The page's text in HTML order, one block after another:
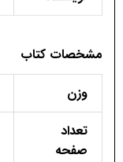
مشخصات کتاب
وزن
تعداد
صفحه